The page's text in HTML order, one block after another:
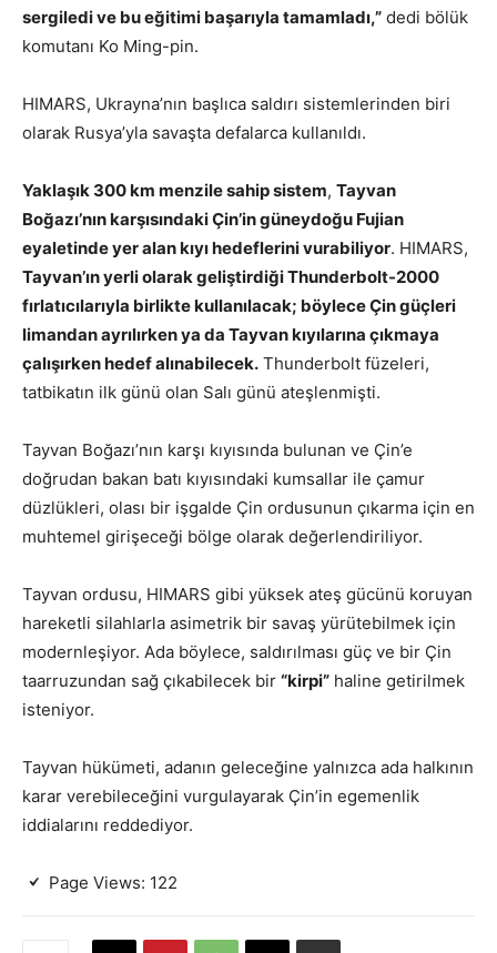
sergiledi ve bu eğitimi başarıyla tamamladı,” dedi bölük
komutanı Ko Ming-pin.
HIMARS, Ukrayna’nın başlıca saldırı sistemlerinden biri
olarak Rusya’yla savaşta defalarca kullanıldı.
Yaklaşık 300 km menzile sahip sistem, Tayvan
Boğazı’nın karşısındaki Çin’in güneydoğu Fujian
eyaletinde yer alan kıyı hedeflerini vurabiliyor. HIMARS,
Tayvan’ın yerli olarak geliştirdiği Thunderbolt-2000
fırlatıcılarıyla birlikte kullanılacak; böylece Çin güçleri
limandan ayrılırken ya da Tayvan kıyılarına çıkmaya
çalışırken hedef alınabilecek. Thunderbolt füzeleri,
tatbikatın ilk günü olan Salı günü ateşlenmişti.
Tayvan Boğazı’nın karşı kıyısında bulunan ve Çin’e
doğrudan bakan batı kıyısındaki kumsallar ile çamur
düzlükleri, olası bir işgalde Çin ordusunun çıkarma için en
muhtemel girişeceği bölge olarak değerlendiriliyor.
Tayvan ordusu, HIMARS gibi yüksek ateş gücünü koruyan
hareketli silahlarla asimetrik bir savaş yürütebilmek için
modernleşiyor. Ada böylece, saldırılması güç ve bir Çin
taarruzundan sağ çıkabilecek bir “kirpi” haline getirilmek
isteniyor.
Tayvan hükümeti, adanın geleceğine yalnızca ada halkının
karar verebileceğini vurgulayarak Çin’in egemenlik
iddialarını reddediyor.
Page Views: 122